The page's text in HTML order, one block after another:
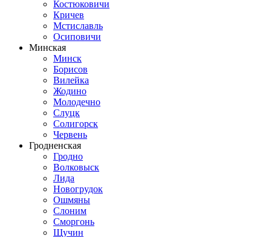
Костюковичи
Кричев
Мстиславль
Осиповичи
Минская
Минск
Борисов
Вилейка
Жодино
Молодечно
Слуцк
Солигорск
Червень
Гродненская
Гродно
Волковыск
Лида
Новогрудок
Ошмяны
Слоним
Сморгонь
Щучин